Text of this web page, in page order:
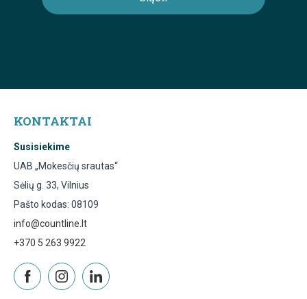
KONTAKTAI
Susisiekime
UAB „Mokesčių srautas“
Sėlių g. 33, Vilnius
Pašto kodas: 08109
info@countline.lt
+370 5 263 9922